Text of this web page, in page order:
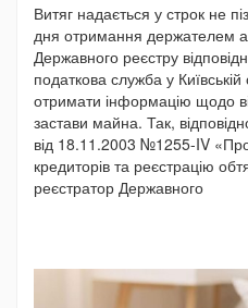
Витяг надається у строк не
дня отримання держателем
Державного реєстру
податкова служба у Київській
отримати інформацію щодо
застави майна. Так,
від 18.11.2003 №1255-IV
кредиторів та реєстрацію
реєстратор Державного